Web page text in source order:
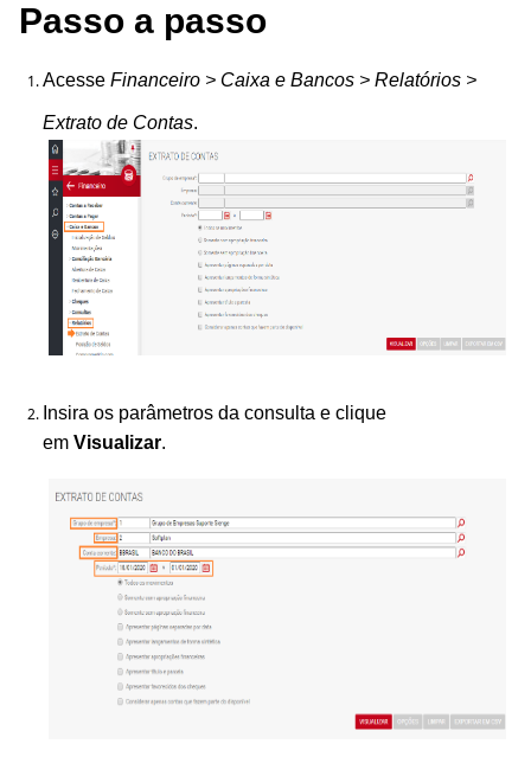
Passo a passo
Acesse Financeiro > Caixa e Bancos > Relatórios >
Extrato de Contas.
Insira os parâmetros da consulta e clique
em Visualizar.